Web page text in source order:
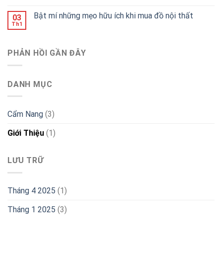
03
Th1
Bật mí những mẹo hữu ích khi mua đồ nội thất
PHẢN HỒI GẦN ĐÂY
DANH MỤC
Cẩm Nang (3)
Giới Thiệu (1)
LƯU TRỮ
Tháng 4 2025 (1)
Tháng 1 2025 (3)